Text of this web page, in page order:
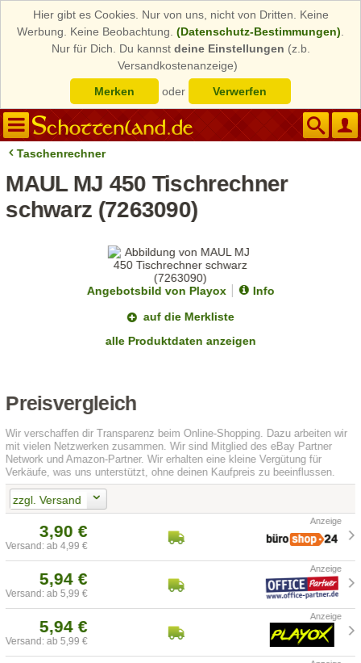
Hier gibt es Cookies. Nur von uns, nicht von Dritten. Keine
Werbung. Keine Beobachtung. (Datenschutz-Bestimmungen)
Nur für Dich. Du kannst deine Einstellungen (z.b.
Versandkostenanzeige)
Merken
oder Verwerfen
Taschenrechner
MAUL MJ 450 Tischrechner
schwarz (7263090)
Angebotsbild von Playox
Info
auf die Merkliste
alle Produktdaten anzeigen
Preisvergleich
Wir verschaffen dir Transparenz beim Online-Shopping. Dazu arbeiten wir
mit vielen Netzwerken zusammen. Wir sind Mitglied des eBay Partner
Network und Amazon-Partner. Wir erhalten eine kleine Vergütung für
Verkäufe, was uns unterstützt, ohne deinen Kaufpreis zu beeinflussen.
zzgl. Versand
3,90 €
Versand: ab 4,99 €
5,94 €
Versand: ab 5,99 €
5,94 €
Versand: ab 5,99 €